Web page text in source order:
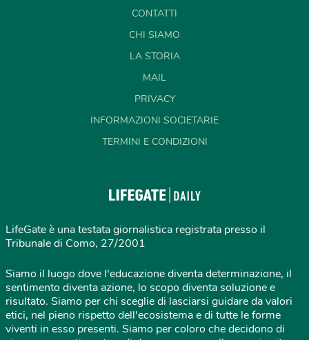
CONTATTI
CHI SIAMO
LA STORIA
MAIL
PRIVACY
INFORMAZIONI SOCIETARIE
TERMINI E CONDIZIONI
LifeGate è una testata giornalistica registrata presso il
Tribunale di Como, 27/2001
Siamo il luogo dove l'educazione diventa determinazione, il
sentimento diventa azione, lo scopo diventa soluzione e
risultato. Siamo per chi sceglie di lasciarsi guidare da valori
etici, nel pieno rispetto dell'ecosistema e di tutte le forme
viventi in esso presenti. Siamo per coloro che decidono di